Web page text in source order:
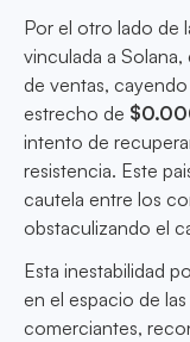
Por el otro lado de
vinculada a
de ventas, cayendo
estrecho de
intento de
resistencia. Este
cautela entre los
obstaculizando el
Esta inestabilidad
en el espacio de
comerciantes,